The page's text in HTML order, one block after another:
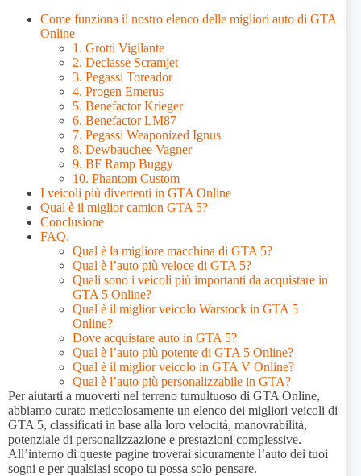
Come funziona il nostro elenco delle migliori auto di GTA
Online
1. Grotti Vigilante
2. Declasse Scramjet
3. Pegassi Toreador
4. Progen Emerus
5. Benefactor Krieger
6. Benefactor LM87
7. Pegassi Weaponized Ignus
8. Dewbauchee Vagner
9. BF Ramp Buggy
10. Phantom Custom
I veicoli più divertenti in GTA Online
Qual è il miglior camion GTA 5?
Conclusione
FAQ.
Qual è la migliore macchina di GTA 5?
Qual è l’auto più veloce di GTA 5?
Quali sono i veicoli più importanti da acquistare in
GTA 5 Online?
Qual è il miglior veicolo Warstock in GTA 5
Online?
Dove acquistare auto in GTA 5?
Qual è l’auto più potente di GTA 5 Online?
Qual è il miglior veicolo in GTA V Online?
Qual è l’auto più personalizzabile in GTA?
Per aiutarti a muoverti nel terreno tumultuoso di GTA Online,
abbiamo curato meticolosamente un elenco dei migliori veicoli di
GTA 5, classificati in base alla loro velocità, manovrabilità,
potenziale di personalizzazione e prestazioni complessive.
All’interno di queste pagine troverai sicuramente l’auto dei tuoi
sogni e per qualsiasi scopo tu possa solo pensare.